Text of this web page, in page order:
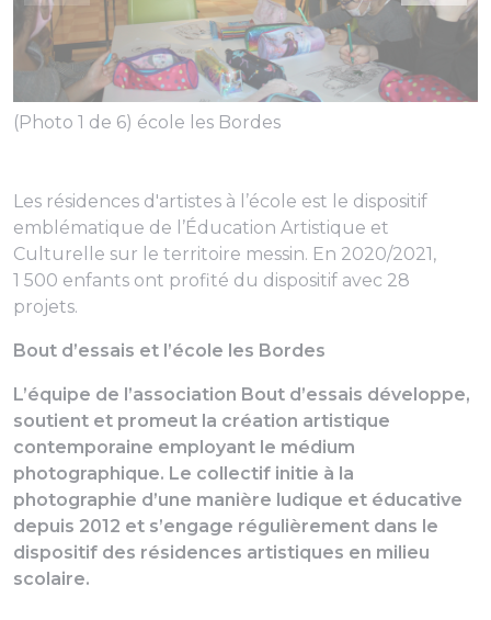
(Photo 1 de 6) école les Bordes
Les résidences d'artistes à l’école est le dispositif
emblématique de l’Éducation Artistique et
Culturelle sur le territoire messin. En 2020/2021,
1 500 enfants ont profité du dispositif avec 28
projets.
Bout d’essais et l’école les Bordes
L’équipe de l’association Bout d’essais développe,
soutient et promeut la création artistique
contemporaine employant le médium
photographique. Le collectif initie à la
photographie d’une manière ludique et éducative
depuis 2012 et s’engage régulièrement dans le
dispositif des résidences artistiques en milieu
scolaire.